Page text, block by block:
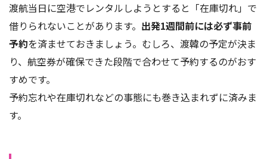
渡航当日に空港でレンタルしようとすると「在庫切れ」で
借りられないことがあります。 出発1週間前には必ず事前
予約を済ませておきましょう。むしろ、渡韓の予定が決ま
り、航空券が確保できた段階で合わせて予約するのがおす
すめです。
予約忘れや在庫切れなどの事態にも巻き込まれずに済みま
す。